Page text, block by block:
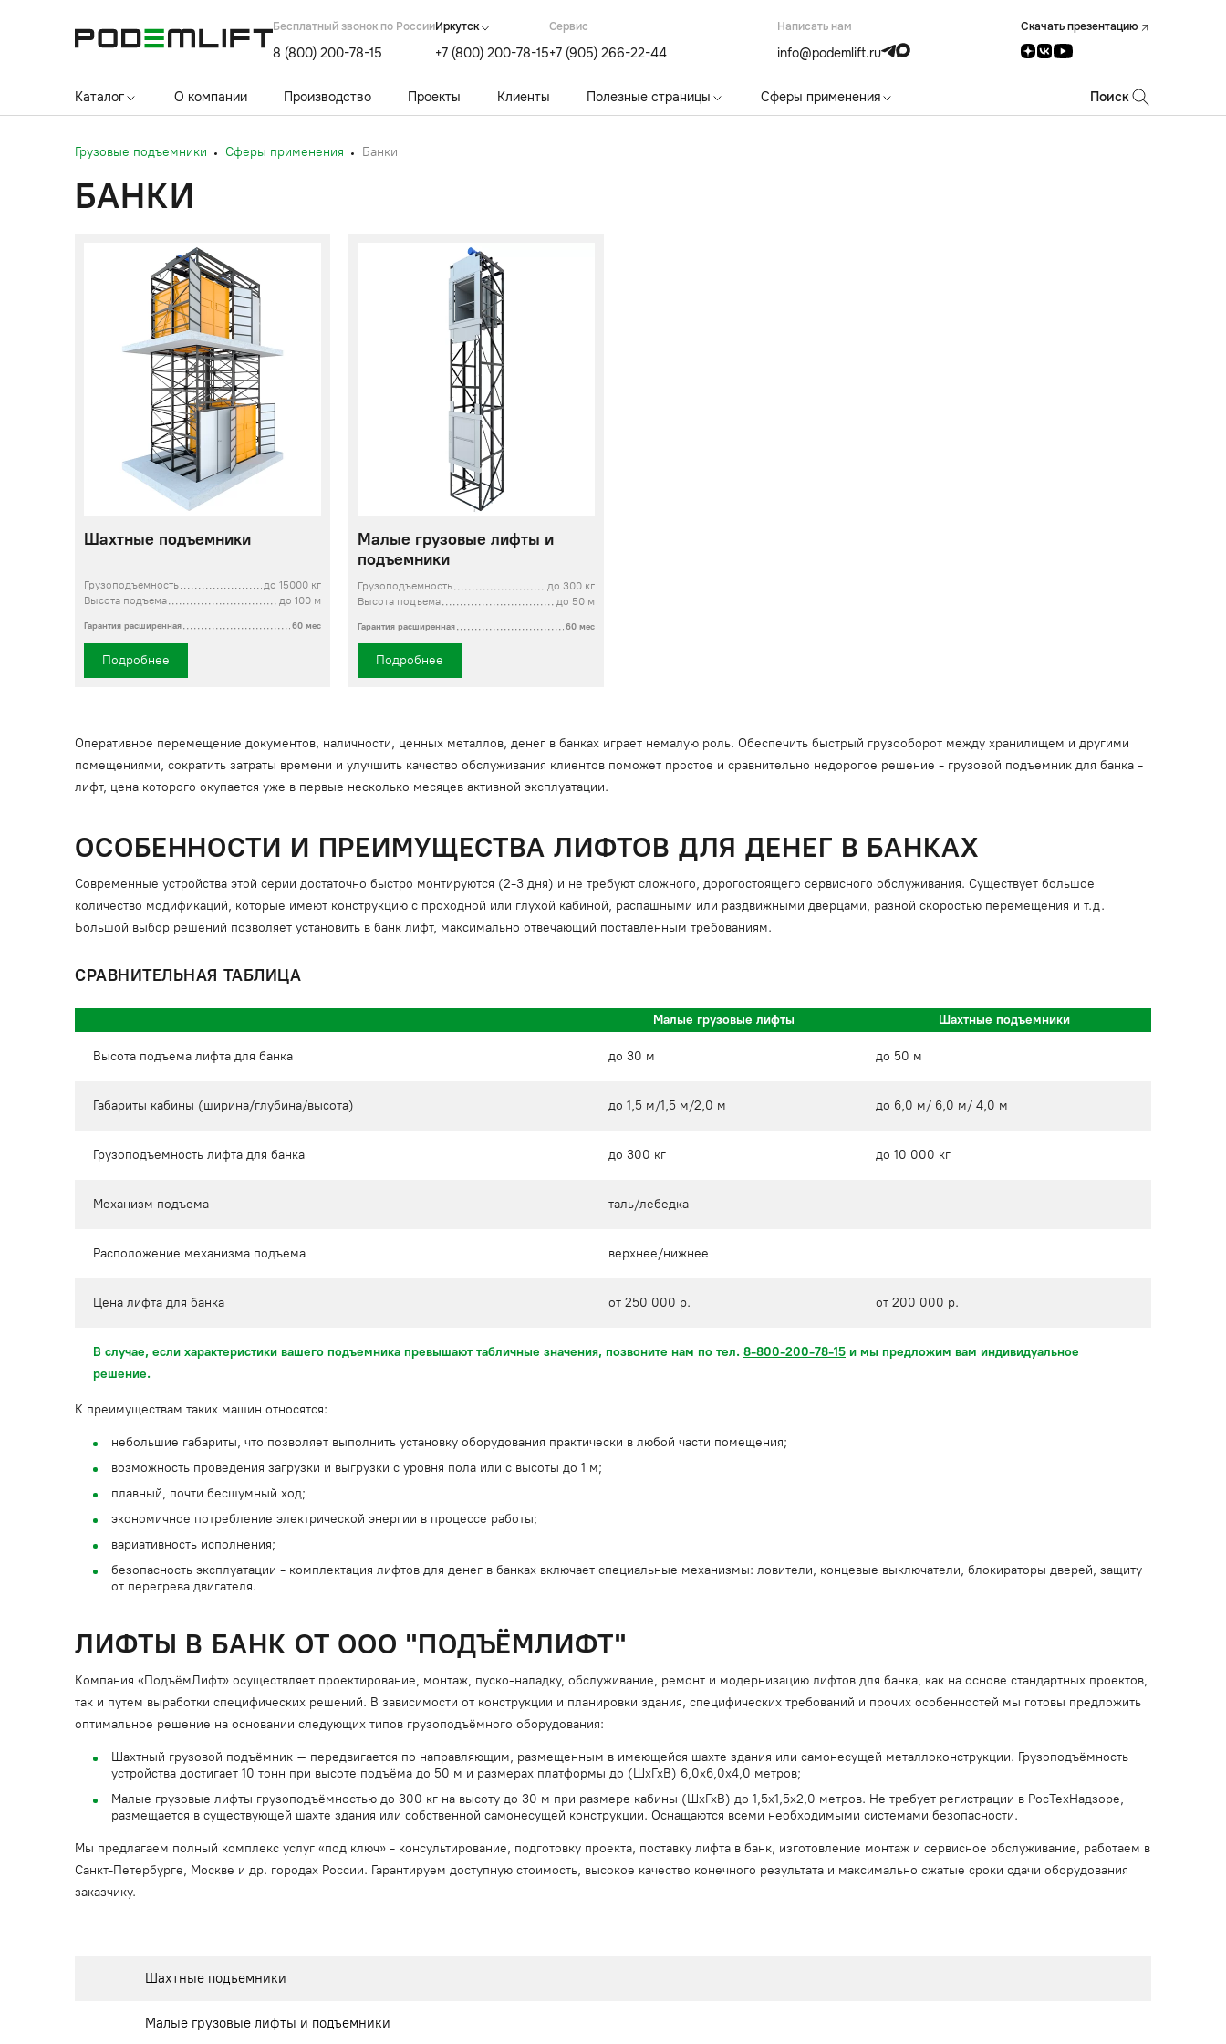
Бесплатный звонок по России
8 (800) 200-78-15
Иркутск
+7 (800) 200-78-15
Cервис
+7 (905) 266-22-44
Написать нам
info@podemlift.ru
Скачать презентацию
Каталог О компании Производство Проекты Клиенты Полезные страницы Сферы применения Поиск
Грузовые подъемники Сферы применения Банки
БАНКИ
Шахтные подъемники
Грузоподъемность
до 15000 кг
Высота подъема
до 100 м
Гарантия расширенная 60 мес
Подробнее
Малые грузовые лифты и
подъемники
Грузоподъемность
до 300 кг
Высота подъема
до 50 м
Гарантия расширенная 60 мес
Подробнее
Оперативное перемещение документов, наличности, ценных металлов, денег в банках играет немалую роль. Обеспечить быстрый грузооборот между хранилищем и другими
помещениями, сократить затраты времени и улучшить качество обслуживания клиентов поможет простое и сравнительно недорогое решение - грузовой подъемник для банка -
лифт, цена которого окупается уже в первые несколько месяцев активной эксплуатации.
ОСОБЕННОСТИ И ПРЕИМУЩЕСТВА ЛИФТОВ ДЛЯ ДЕНЕГ В БАНКАХ
Современные устройства этой серии достаточно быстро монтируются (2-3 дня) и не требуют сложного, дорогостоящего сервисного обслуживания. Существует большое
количество модификаций, которые имеют конструкцию с проходной или глухой кабиной, распашными или раздвижными дверцами, разной скоростью перемещения и т.д.
Большой выбор решений позволяет установить в банк лифт, максимально отвечающий поставленным требованиям.
СРАВНИТЕЛЬНАЯ ТАБЛИЦА
Малые грузовые лифты Шахтные подъемники
Высота подъема лифта для банка до 30 м до 50 м
Габариты кабины (ширина/глубина/высота) до 1,5 м/1,5 м/2,0 м до 6,0 м/ 6,0 м/ 4,0 м
Грузоподъемность лифта для банка до 300 кг до 10 000 кг
Механизм подъема таль/лебедка
Расположение механизма подъема верхнее/нижнее
Цена лифта для банка от 250 000 р. от 200 000 р.
В случае, если характеристики вашего подъемника превышают табличные значения, позвоните нам по тел. 8-800-200-78-15 и мы предложим вам индивидуальное
решение.
К преимуществам таких машин относятся:
небольшие габариты, что позволяет выполнить установку оборудования практически в любой части помещения;
возможность проведения загрузки и выгрузки с уровня пола или с высоты до 1 м;
плавный, почти бесшумный ход;
экономичное потребление электрической энергии в процессе работы;
вариативность исполнения;
безопасность эксплуатации - комплектация лифтов для денег в банках включает специальные механизмы: ловители, концевые выключатели, блокираторы дверей, защиту
от перегрева двигателя.
ЛИФТЫ В БАНК ОТ ООО "ПОДЪЁМЛИФТ"
Компания «ПодъёмЛифт» осуществляет проектирование, монтаж, пуско-наладку, обслуживание, ремонт и модернизацию лифтов для банка, как на основе стандартных проектов,
так и путем выработки специфических решений. В зависимости от конструкции и планировки здания, специфических требований и прочих особенностей мы готовы предложить
оптимальное решение на основании следующих типов грузоподъёмного оборудования:
Шахтный грузовой подъёмник – передвигается по направляющим, размещенным в имеющейся шахте здания или самонесущей металлоконструкции. Грузоподъёмность
устройства достигает 10 тонн при высоте подъёма до 50 м и размерах платформы до (ШхГхВ) 6,0х6,0х4,0 метров;
Малые грузовые лифты грузоподъёмностью до 300 кг на высоту до 30 м при размере кабины (ШхГхВ) до 1,5x1,5x2,0 метров. Не требует регистрации в РосТехНадзоре,
размещается в существующей шахте здания или собственной самонесущей конструкции. Оснащаются всеми необходимыми системами безопасности.
Мы предлагаем полный комплекс услуг «под ключ» - консультирование, подготовку проекта, поставку лифта в банк, изготовление монтаж и сервисное обслуживание, работаем в
Санкт-Петербурге, Москве и др. городах России. Гарантируем доступную стоимость, высокое качество конечного результата и максимально сжатые сроки сдачи оборудования
заказчику.
Шахтные подъемники
Малые грузовые лифты и подъемники